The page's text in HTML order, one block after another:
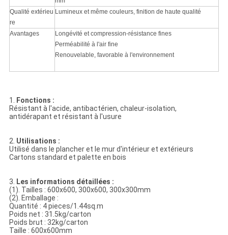
Qualité extérieu
re
Lumineux et même couleurs, finition de haute qualité
Avantages
Longévité et compression-résistance fines
Perméabilité à l'air fine
Renouvelable, favorable à l'environnement
1. Fonctions :
Résistant à l'acide, antibactérien, chaleur-isolation,
antidérapant et résistant à l'usure
2. Utilisations :
Utilisé dans le plancher et le mur d'intérieur et extérieurs
Cartons standard et palette en bois
3. Les informations détaillées :
(1). Tailles : 600x600, 300x600, 300x300mm
(2). Emballage :
Quantité : 4 pieces/1.44sq.m
Poids net : 31.5kg/carton
Poids brut : 32kg/carton
Taille : 600x600mm